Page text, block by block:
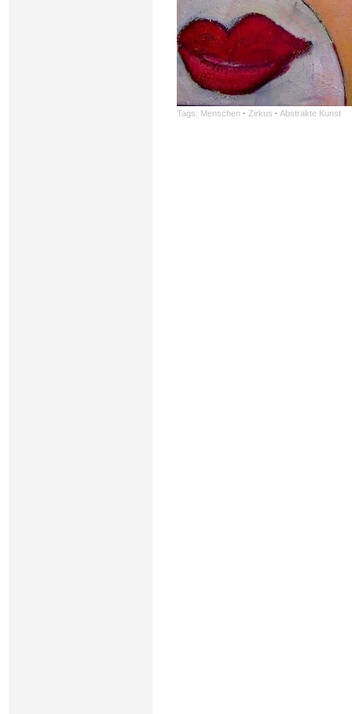
Tags: Menschen · Zirkus · Abstrakte Kunst